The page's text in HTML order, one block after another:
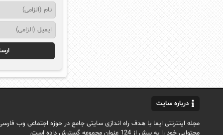
درباره سایت
محتوایی خود را به بیش از 124 عنوان مجموعه گسترش داده است.